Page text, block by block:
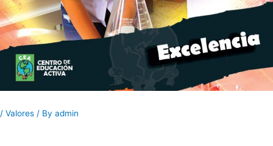
/ Valores / By admin